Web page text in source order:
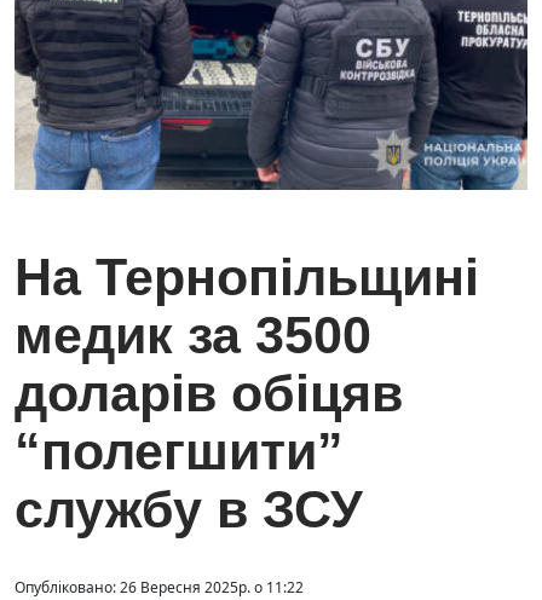
На Тернопільщині
медик за 3500
доларів обіцяв
“полегшити”
службу в ЗСУ
Опубліковано: 26 Вересня 2025р. о 11:22